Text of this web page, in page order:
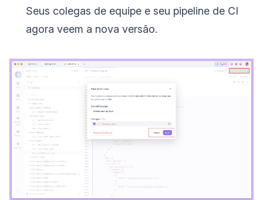
Seus colegas de equipe e seu pipeline de CI
agora veem a nova versão.